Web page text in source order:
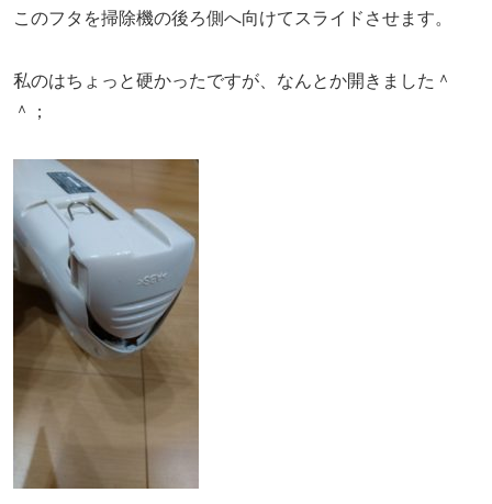
このフタを掃除機の後ろ側へ向けてスライドさせます。
私のはちょっと硬かったですが、なんとか開きました＾
＾；